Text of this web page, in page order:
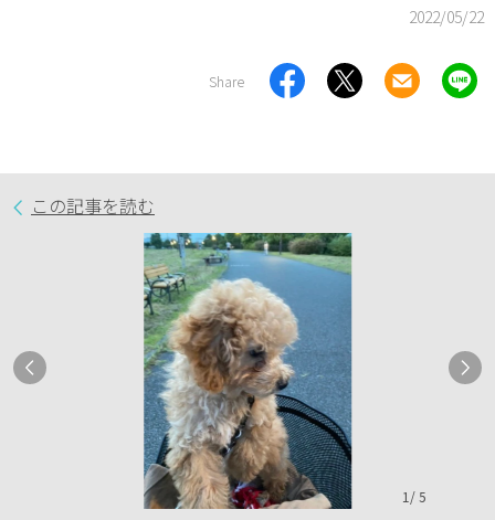
2022/05/22
Share
この記事を読む
1 /5